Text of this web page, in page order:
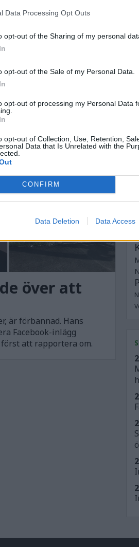
Data Processing Opt Outs
opt-out of the Sharing of my personal
opt-out of the Sale of my Personal Data.
opt-out of processing my Personal Data
opt-out of Collection, Use, Retention,
Data that Is Unrelated with the
CONFIRM
Data Deletion Data Access
än
i modern tid. Men
över att
är förbannad. Hans
Facebook-inlägg
att rapportera om.